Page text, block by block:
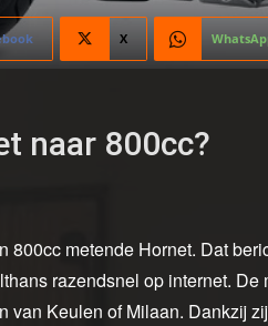
X
naar 800cc?
800cc metende Hornet. Dat
razendsnel op internet.
van Keulen of Milaan. Dankzij